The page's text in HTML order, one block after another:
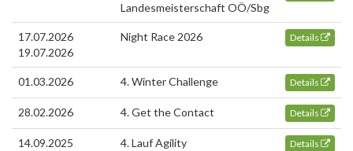
Landesmeisterschaft OÖ/Sbg
17.07.2026
19.07.2026
Night Race 2026 Details
01.03.2026 4. Winter Challenge Details
28.02.2026 4. Get the Contact Details
14.09.2025
4. Lauf Agility
Details